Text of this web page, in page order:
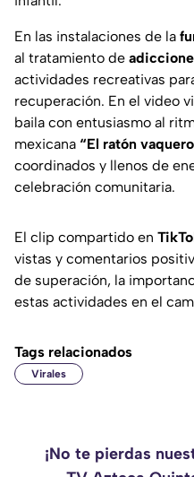
En las instalaciones de la
al tratamiento de
actividades recreativas
recuperación. En el video
baila con entusiasmo al
mexicana “El ratón
coordinados y llenos de
celebración comunitaria.
El clip compartido en
vistas y comentarios
de superación, la
estas actividades en el
Tags relacionados
Virales
¡No te pierdas